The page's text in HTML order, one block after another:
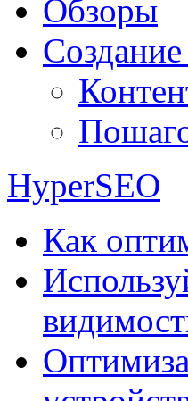
Обзоры
Создание
HyperSEO
Как